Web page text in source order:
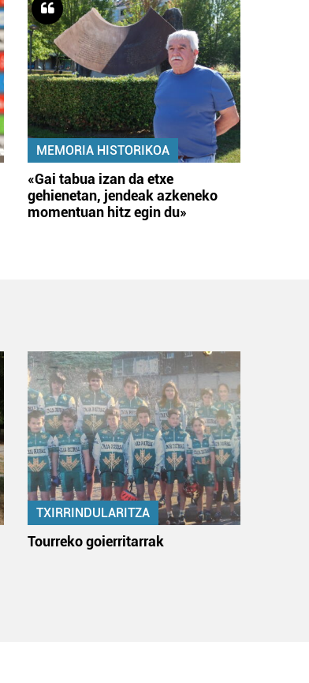
MEMORIA HISTORIKOA
«Gai tabua izan da etxe
gehienetan, jendeak azkeneko
momentuan hitz egin du»
TXIRRINDULARITZA
Tourreko goierritarrak